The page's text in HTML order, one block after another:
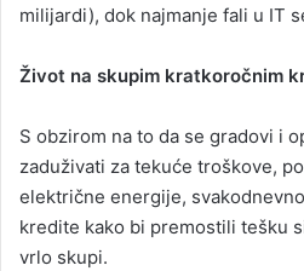
milijardi), dok najmanje fali u IT
Život na skupim kratkoročnim
S obzirom na to da se gradovi i
zaduživati za tekuće troškove,
električne energije,
kredite kako bi premostili tešku
vrlo skupi.